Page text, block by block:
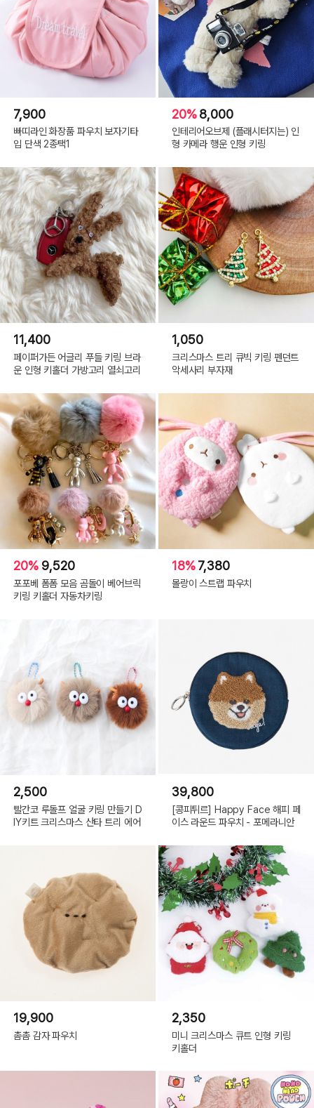
7,900
빠띠라인 화장품 파우치 보자기타
입 단색 2종택1
20%8,000
인테리어오브제 (플래시터지는) 인
형 카메라 행운 인형 키링
11,400
페이퍼가든 어글리 푸들 키링 브라
운 인형 키홀더 가방고리 열쇠고리
1,050
크리스마스 트리 큐빅 키링 펜던트
악세사리 부자재
20% 9,520
포포베 폼폼 모음 곰돌이 베어브릭
키링 키홀더 자동차키링
18%7,380
몰랑이 스트랩 파우치
2,500
빨간코 루돌프 얼굴 키링 만들기 D
IY키트 크리스마스 산타 트리 에어
39,800
[콩피튀르] Happy Face 해피 페
이스 라운드 파우치 - 포메라니안
19,900
촘촘 감자 파우치
2,350
미니 크리스마스 큐트 인형 키링
키홀더